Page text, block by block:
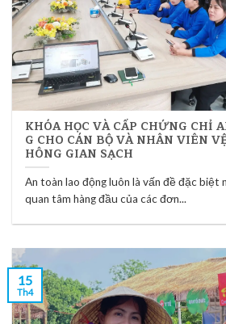
KHÓA HỌC VÀ CẤP CHỨNG CHỈ
G CHO CÁN BỘ VÀ NHÂN VIÊN
HÔNG GIAN SẠCH
An toàn lao động luôn là vấn đề đặc biệt
quan tâm hàng đầu của các đơn...
15
Th4